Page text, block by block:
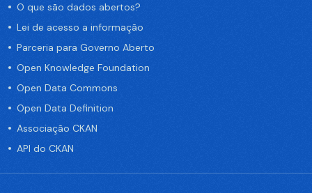
O que são dados abertos?
Lei de acesso a informação
Parceria para Governo Aberto
Open Knowledge Foundation
Open Data Commons
Open Data Definition
Associação CKAN
API do CKAN